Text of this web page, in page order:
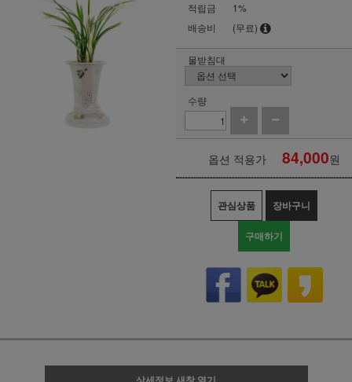
적립금
1%
배송비
(무료)
물받침대
수량
옵션 적용가 84,000원
관심상품 장바구니
구매하기